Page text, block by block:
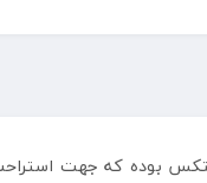
بوده که جهت